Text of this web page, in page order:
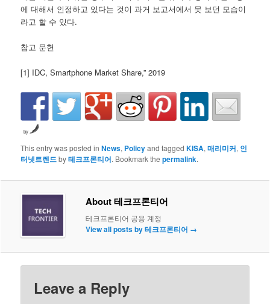
에 대해서 인정하고 있다는 것이 과거 보고서에서 못 보던 모습이
라고 할 수 있다.
참고 문헌
[1] IDC, Smartphone Market Share,” 2019
by
This entry was posted inNews, Policyand taggedKISA,매리미커, 인
터넷트렌드by테크프론티어. Bookmark thepermalink.
About 테크프론티어
테크프론티어 공용 계정
View all posts by 테크프론티어 →
Leave a Reply